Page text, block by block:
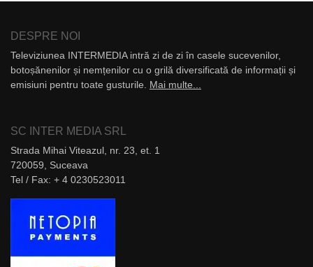
DESPRE NOI
Televiziunea INTERMEDIA intră zi de zi în casele sucevenilor,
botoșănenilor și nemțenilor cu o grilă diversificată de informații și
emisiuni pentru toate gusturile. Mai multe...
SC INTER MEDIA SRL
Strada Mihai Viteazul, nr. 23, et. 1
720059, Suceava
Tel / Fax: + 4 0230523011